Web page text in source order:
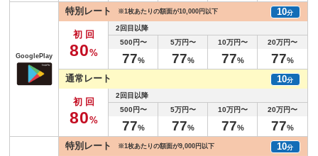
GooglePlay
特別レート ※1枚あたりの額面が10,000円以下 10分
初回
80%
2回目以降
500円〜
77%
5万円〜
77%
10万円〜
77%
20万円〜
77%
通常レート 10分
初回
80%
2回目以降
500円〜
77%
5万円〜
77%
10万円〜
77%
20万円〜
77%
特別レート ※1枚あたりの額面が9,000円以下 10分